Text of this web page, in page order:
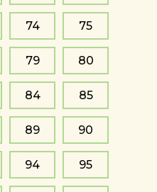
74 75
79 80
84 85
89 90
94 95